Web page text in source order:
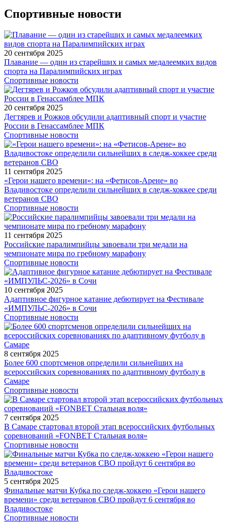
Спортивные новости
20 сентября 2025
Плавание — один из старейших и самых медалеемких видов
спорта на Паралимпийских играх
Спортивные новости
20 сентября 2025
Дегтярев и Рожков обсудили адаптивный спорт и участие
России в Генассамблее МПК
Спортивные новости
11 сентября 2025
«Герои нашего времени»: на «Фетисов-Арене» во
Владивостоке определили сильнейших в следж-хоккее среди
ветеранов СВО
Спортивные новости
11 сентября 2025
Российские паралимпийцы завоевали три медали на
чемпионате мира по гребному марафону
Спортивные новости
10 сентября 2025
Адаптивное фигурное катание дебютирует на Фестивале
«ИМПУЛЬС-2026» в Сочи
Спортивные новости
8 сентября 2025
Более 600 спортсменов определили сильнейших на
всероссийских соревнованиях по адаптивному футболу в
Самаре
Спортивные новости
7 сентября 2025
В Самаре стартовал второй этап всероссийских футбольных
соревнований «FONBET Стальная воля»
Спортивные новости
5 сентября 2025
Финальные матчи Кубка по следж-хоккею «Герои нашего
времени» среди ветеранов СВО пройдут 6 сентября во
Владивостоке
Спортивные новости